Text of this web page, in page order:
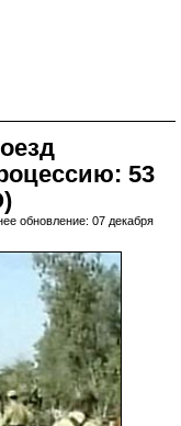
53
обновление: 07 декабря